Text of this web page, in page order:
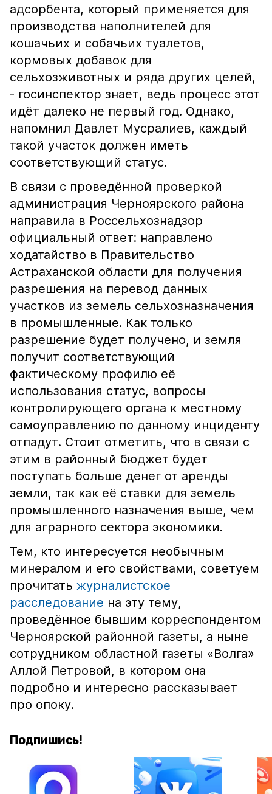
адсорбента, который применяется для
производства наполнителей для
кошачьих и собачьих туалетов,
кормовых добавок для
сельхозживотных и ряда других целей,
- госинспектор знает, ведь процесс этот
идёт далеко не первый год. Однако,
напомнил Давлет Мусралиев, каждый
такой участок должен иметь
соответствующий статус.
В связи с проведённой проверкой
администрация Черноярского района
направила в Россельхознадзор
официальный ответ: направлено
ходатайство в Правительство
Астраханской области для получения
разрешения на перевод данных
участков из земель сельхозназначения
в промышленные. Как только
разрешение будет получено, и земля
получит соответствующий
фактическому профилю её
использования статус, вопросы
контролирующего органа к местному
самоуправлению по данному инциденту
отпадут. Стоит отметить, что в связи с
этим в районный бюджет будет
поступать больше денег от аренды
земли, так как её ставки для земель
промышленного назначения выше, чем
для аграрного сектора экономики.
Тем, кто интересуется необычным
минералом и его свойствами, советуем
прочитать журналистское
расследование на эту тему,
проведённое бывшим корреспондентом
Черноярской районной газеты, а ныне
сотрудником областной газеты «Волга»
Аллой Петровой, в котором она
подробно и интересно рассказывает
про опоку.
Подпишись!